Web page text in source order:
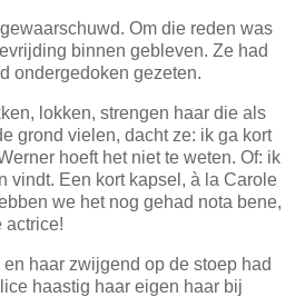
Om die reden was
binnen gebleven. Ze had
ondergedoken gezeten.
lokken, strengen haar die als
grond vielen, dacht ze: ik ga kort
hoeft het niet te weten. Of: ik
vindt. Een kort kapsel, à la Carole
we het nog gehad nota bene,
actrice!
haar zwijgend op de stoep had
haastig haar eigen haar bij